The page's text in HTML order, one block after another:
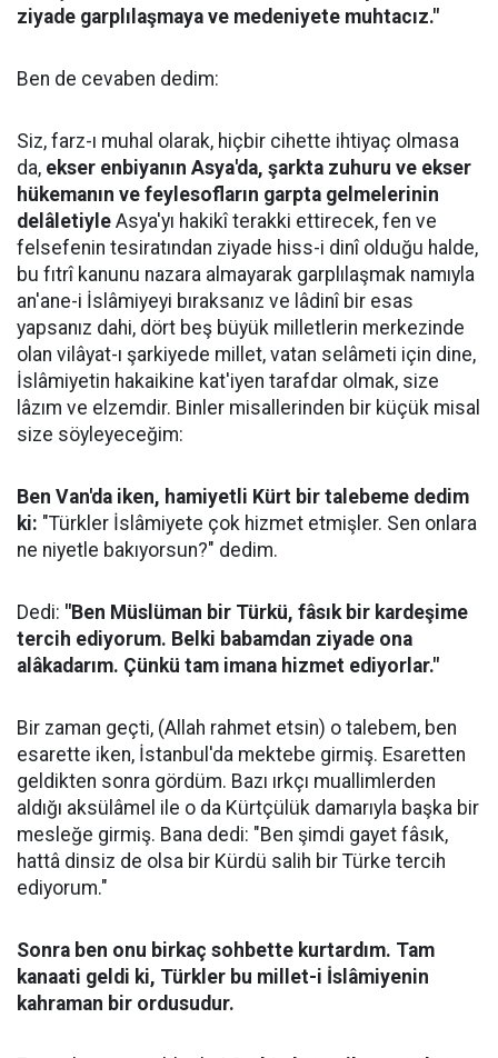
ziyade garplılaşmaya ve medeniyete muhtacız."
Ben de cevaben dedim:
Siz, farz-ı muhal olarak, hiçbir cihette ihtiyaç olmasa
da, ekser enbiyanın Asya'da, şarkta zuhuru ve ekser
hükemanın ve feylesofların garpta gelmelerinin
delâletiyle Asya'yı hakikî terakki ettirecek, fen ve
felsefenin tesiratından ziyade hiss-i dinî olduğu halde,
bu fıtrî kanunu nazara almayarak garplılaşmak namıyla
an'ane-i İslâmiyeyi bıraksanız ve lâdinî bir esas
yapsanız dahi, dört beş büyük milletlerin merkezinde
olan vilâyat-ı şarkiyede millet, vatan selâmeti için dine,
İslâmiyetin hakaikine kat'iyen tarafdar olmak, size
lâzım ve elzemdir. Binler misallerinden bir küçük misal
size söyleyeceğim:
Ben Van'da iken, hamiyetli Kürt bir talebeme dedim
ki: "Türkler İslâmiyete çok hizmet etmişler. Sen onlara
ne niyetle bakıyorsun?" dedim.
Dedi: "Ben Müslüman bir Türkü, fâsık bir kardeşime
tercih ediyorum. Belki babamdan ziyade ona
alâkadarım. Çünkü tam imana hizmet ediyorlar."
Bir zaman geçti, (Allah rahmet etsin) o talebem, ben
esarette iken, İstanbul'da mektebe girmiş. Esaretten
geldikten sonra gördüm. Bazı ırkçı muallimlerden
aldığı aksülâmel ile o da Kürtçülük damarıyla başka bir
mesleğe girmiş. Bana dedi: "Ben şimdi gayet fâsık,
hattâ dinsiz de olsa bir Kürdü salih bir Türke tercih
ediyorum."
Sonra ben onu birkaç sohbette kurtardım. Tam
kanaati geldi ki, Türkler bu millet-i İslâmiyenin
kahraman bir ordusudur.